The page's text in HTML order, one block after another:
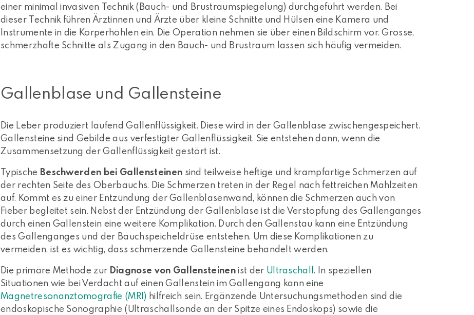
einer minimal invasiven Technik (Bauch- und Brustraumspiegelung) durchgeführt werden. Bei
dieser Technik führen Ärztinnen und Ärzte über kleine Schnitte und Hülsen eine Kamera und
Instrumente in die Körperhöhlen ein. Die Operation nehmen sie über einen Bildschirm vor. Grosse,
schmerzhafte Schnitte als Zugang in den Bauch- und Brustraum lassen sich häufig vermeiden.
Gallenblase und Gallensteine
Die Leber produziert laufend Gallenflüssigkeit. Diese wird in der Gallenblase zwischengespeichert.
Gallensteine sind Gebilde aus verfestigter Gallenflüssigkeit. Sie entstehen dann, wenn die
Zusammensetzung der Gallenflüssigkeit gestört ist.
Typische Beschwerden bei Gallensteinen sind teilweise heftige und krampfartige Schmerzen auf
der rechten Seite des Oberbauchs. Die Schmerzen treten in der Regel nach fettreichen Mahlzeiten
auf. Kommt es zu einer Entzündung der Gallenblasenwand, können die Schmerzen auch von
Fieber begleitet sein. Nebst der Entzündung der Gallenblase ist die Verstopfung des Gallenganges
durch einen Gallenstein eine weitere Komplikation. Durch den Gallenstau kann eine Entzündung
des Gallenganges und der Bauchspeicheldrüse entstehen. Um diese Komplikationen zu
vermeiden, ist es wichtig, dass schmerzende Gallensteine behandelt werden.
Die primäre Methode zur Diagnose von Gallensteinenist der Ultraschall. In speziellen
Situationen wie bei Verdacht auf einen Gallenstein im Gallengang kann eine
Magnetresonanztomografie (MRI) hilfreich sein. Ergänzende Untersuchungsmethoden sind die
endoskopische Sonographie (Ultraschallsonde an der Spitze eines Endoskops) sowie die